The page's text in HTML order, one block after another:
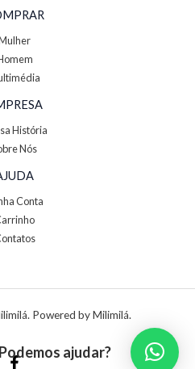
História
Nós
Conta
Powered by Milimilá.
ajudar?